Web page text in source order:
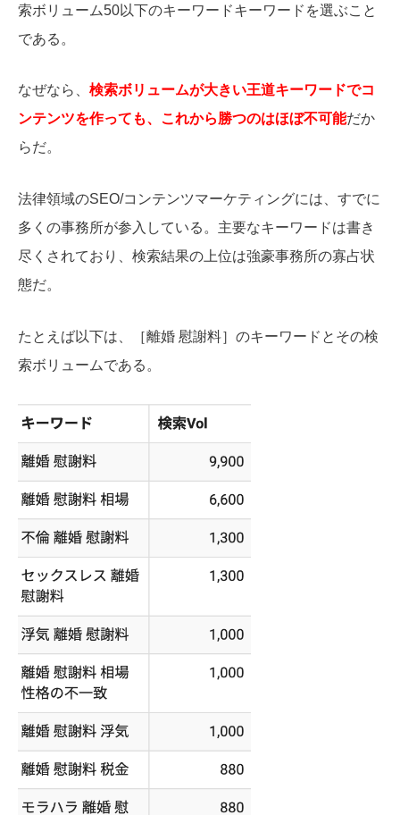
索ボリューム50以下のキーワードキーワードを選ぶこと
である。
なぜなら、 検索ボリュームが大きい王道キーワードでコ
ンテンツを作っても、これから勝つのはほぼ不可能だか
らだ。
法律領域のSEO/コンテンツマーケティングには、すでに
多くの事務所が参入している。主要なキーワードは書き
尽くされており、検索結果の上位は強豪事務所の寡占状
態だ。
たとえば以下は、［離婚 慰謝料］のキーワードとその検
索ボリュームである。